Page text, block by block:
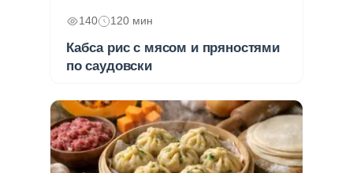
140 120 мин
Кабса рис с мясом и пряностями
по саудовски